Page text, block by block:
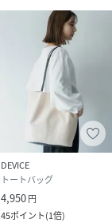
…>
げなどのお得な
さい！
が入荷いたし
DEVICE
トートバッグ
4,950円
45ポイント(1倍)